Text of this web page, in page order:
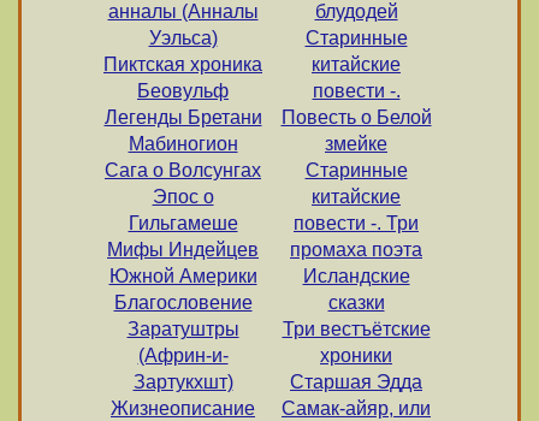
анналы (Анналы
Уэльса)
Пиктская хроника
Беовульф
Легенды Бретани
Мабиногион
Сага о Волсунгах
Эпос о
Гильгамеше
Мифы Индейцев
Южной Америки
Благословение
Заратуштры
(Африн-и-
Зартукхшт)
Жизнеописание
блудодей
Старинные
китайские
повести -.
Повесть о Белой
змейке
Старинные
китайские
повести -. Три
промаха поэта
Исландские
сказки
Три вестъётские
хроники
Старшая Эдда
Самак-айяр, или